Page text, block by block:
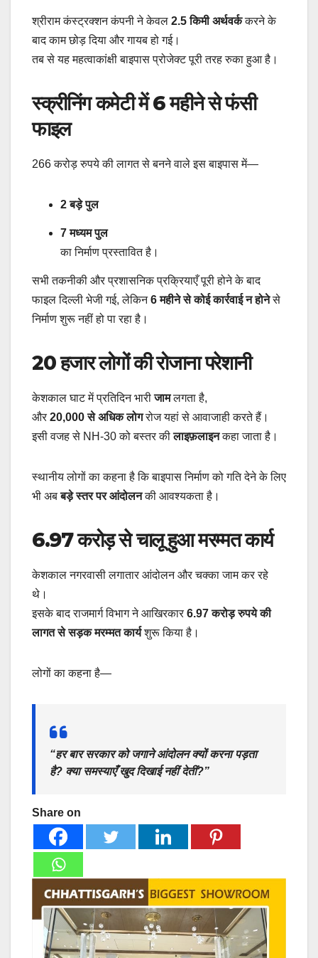
श्रीराम कंस्ट्रक्शन कंपनी ने केवल 2.5 किमी अर्थवर्ककरने के
बाद काम छोड़ दिया और गायब हो गई।
तब से यह महत्वाकांक्षी बाइपास प्रोजेक्ट पूरी तरह रुका हुआ है।
स्क्रीनिंग कमेटी में 6 महीने से फंसी
फाइल
266 करोड़ रुपये की लागत से बनने वाले इस बाइपास में—
2 बड़े पुल
7 मध्यम पुल
का निर्माण प्रस्तावित है।
सभी तकनीकी और प्रशासनिक प्रक्रियाएँ पूरी होने के बाद
फाइल दिल्ली भेजी गई, लेकिन6 महीने से कोई कार्रवाई न होनेसे
निर्माण शुरू नहीं हो पा रहा है।
20 हजार लोगों की रोजाना परेशानी
केशकाल घाट में प्रतिदिन भारीजामलगता है,
और 20,000 से अधिक लोगरोज यहां से आवाजाही करते हैं।
इसी वजह से NH-30 को बस्तर कीलाइफ़लाइनकहा जाता है।
स्थानीय लोगों का कहना है कि बाइपास निर्माण को गति देने के लिए
भी अबबड़े स्तर पर आंदोलनकी आवश्यकता है।
6.97 करोड़ से चालू हुआ मरम्मत कार्य
केशकाल नगरवासी लगातार आंदोलन और चक्का जाम कर रहे
थे।
इसके बाद राजमार्ग विभाग ने आखिरकार 6.97 करोड़ रुपये की
लागत से सड़क मरम्मत कार्यशुरू किया है।
लोगों का कहना है—
“हर बार सरकार को जगाने आंदोलन क्यों करना पड़ता
है? क्या समस्याएँ खुद दिखाई नहीं देतीं?”
Share on